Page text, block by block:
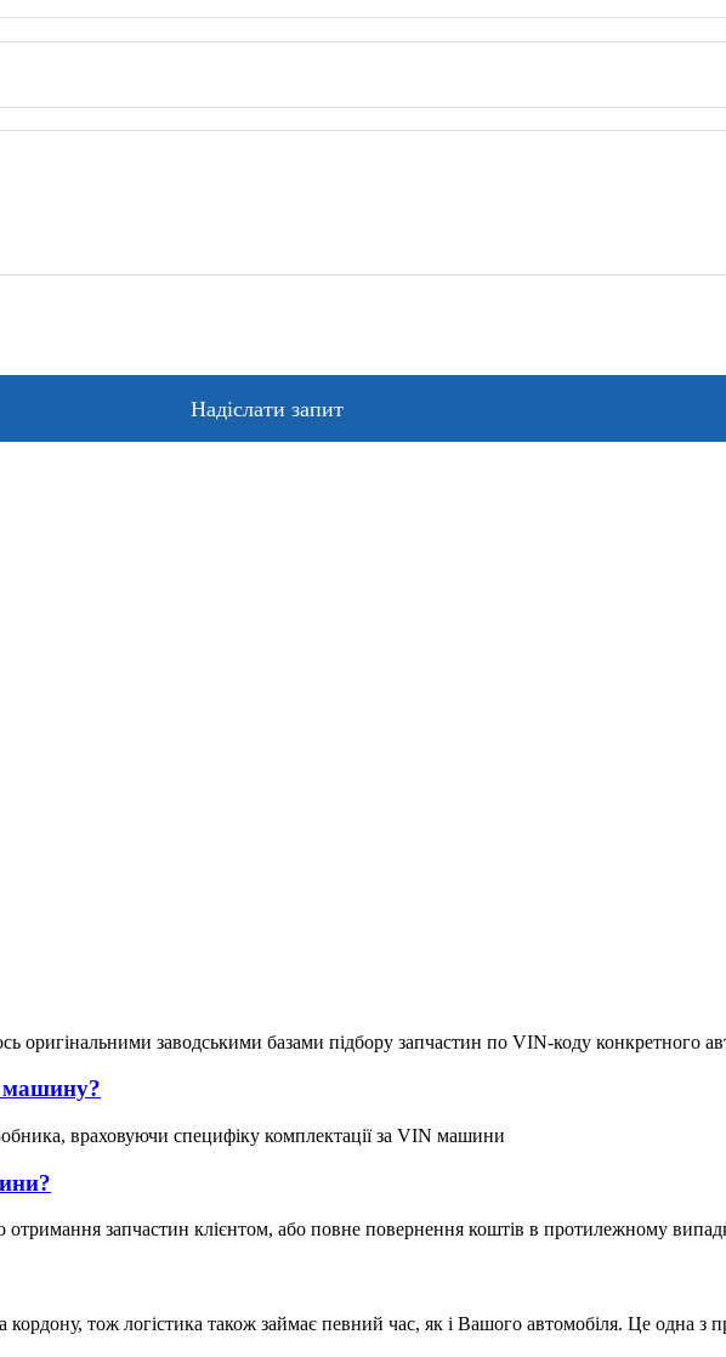
оригінальними заводськими базами підбору запчастин по VIN-коду конкретного
машину?
враховуючи специфіку комплектації за VIN машини
запчастин клієнтом, або повне повернення коштів в протилежному
кордону, тож логістика також займає певний час, як і Вашого автомобіля. Це одна